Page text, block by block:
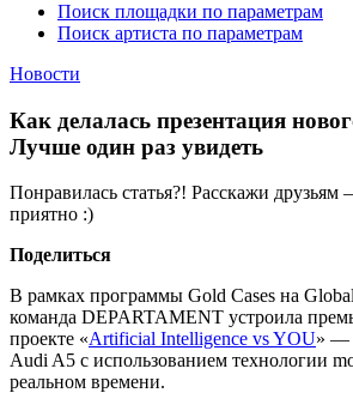
Поиск площадки по параметрам
Поиск артиста по параметрам
Новости
Как делалась презентация
Лучше один раз увидеть
Понравилась статья?! Расскажи
приятно :)
Поделиться
В рамках программы Gold Cases на
команда DEPARTAMENT устроила
проекте «Artificial Intelligence vs YOU» —
Audi A5 с использованием технологии
реальном времени.